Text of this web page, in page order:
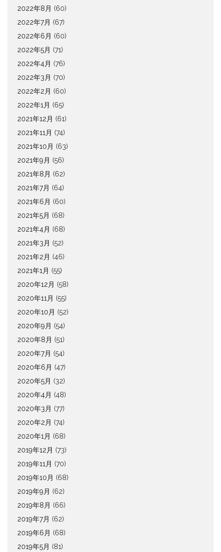
2022年8月 (60)
2022年7月 (67)
2022年6月 (60)
2022年5月 (71)
2022年4月 (76)
2022年3月 (70)
2022年2月 (60)
2022年1月 (65)
2021年12月 (61)
2021年11月 (74)
2021年10月 (63)
2021年9月 (56)
2021年8月 (62)
2021年7月 (64)
2021年6月 (60)
2021年5月 (68)
2021年4月 (68)
2021年3月 (52)
2021年2月 (46)
2021年1月 (55)
2020年12月 (58)
2020年11月 (55)
2020年10月 (52)
2020年9月 (54)
2020年8月 (51)
2020年7月 (54)
2020年6月 (47)
2020年5月 (32)
2020年4月 (48)
2020年3月 (77)
2020年2月 (74)
2020年1月 (68)
2019年12月 (73)
2019年11月 (70)
2019年10月 (68)
2019年9月 (62)
2019年8月 (66)
2019年7月 (62)
2019年6月 (68)
2019年5月 (81)